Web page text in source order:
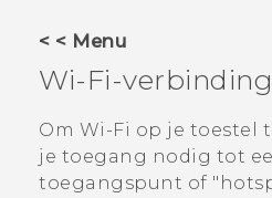
HTC Club
SUPPORT
< < Menu
Wi‍-Fi-verbinding
Om Wi‍-Fi op je toestel
je toegang nodig tot
toegangspunt of